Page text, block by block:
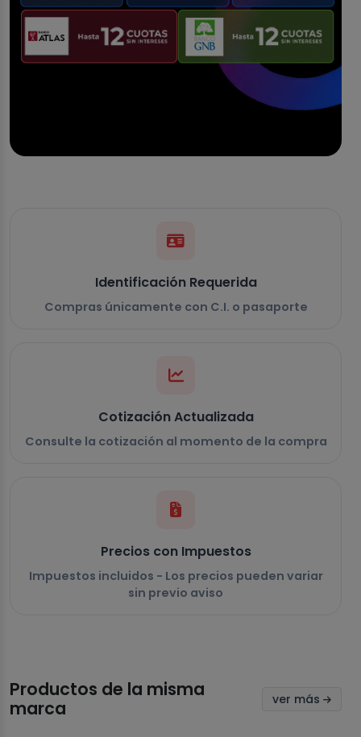
Identificación Requerida
Compras únicamente con C.I. o pasaporte
Cotización Actualizada
Consulte la cotización al momento de la compra
Precios con Impuestos
Impuestos incluidos - Los precios pueden variar
sin previo aviso
Productos de la misma
marca
ver más